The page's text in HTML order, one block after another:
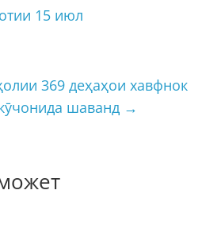
15 июл
369 деҳаҳои хавфнок
шаванд →